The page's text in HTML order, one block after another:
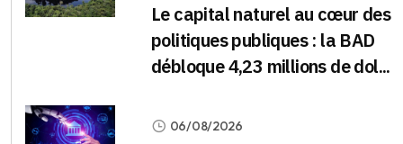
Le capital naturel au cœur des
politiques publiques : la BAD
débloque 4,23 millions de dol...
06/08/2026